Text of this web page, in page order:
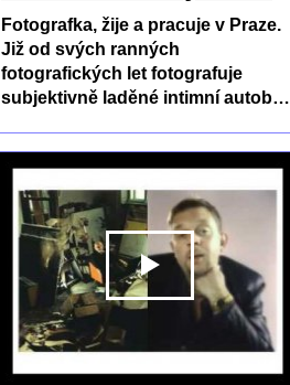
Fotografka, žije a pracuje v Praze.
Již od svých ranných
fotografických let fotografuje
subjektivně laděné intimní autob…